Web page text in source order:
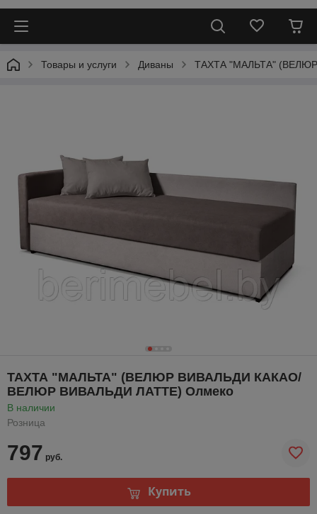
Товары и услуги Диваны ТАХТА "МАЛЬТА"
ТАХТА "МАЛЬТА" (ВЕЛЮР ВИВАЛЬДИ КАКАО/
ВЕЛЮР ВИВАЛЬДИ ЛАТТЕ) Олмеко
В наличии
Розница
797 руб.
Купить